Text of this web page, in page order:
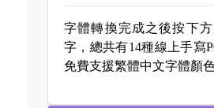
字體轉換完成之後按下
字，總共有14種線上手寫
免費支援繁體中文字體顏